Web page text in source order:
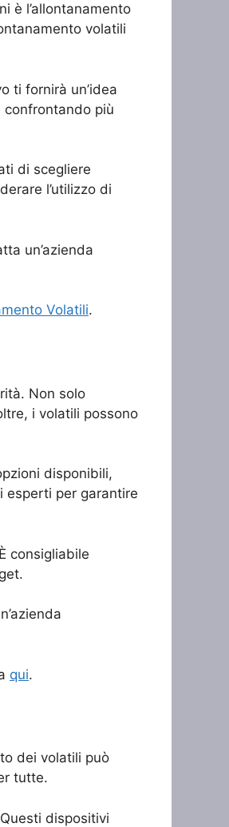
è l’allontanamento
volatili
ti fornirà un’idea
confrontando più
di scegliere
l’utilizzo di
un’azienda
Volatili.
Non solo
i volatili possono
disponibili,
esperti per garantire
consigliabile
qui.
dei volatili può
tutte.
dispositivi